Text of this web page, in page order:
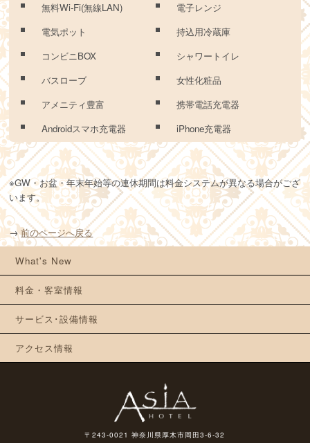
無料Wi-Fi(無線LAN)
電子レンジ
電気ポット
持込用冷蔵庫
コンビニBOX
シャワートイレ
バスローブ
女性化粧品
アメニティ豊富
携帯電話充電器
Androidスマホ充電器
iPhone充電器
※GW・お盆・年末年始等の連休期間は料金システムが異なる場合がござ
います。
→ 前のページへ戻る
What's New
料金・客室情報
サービス･設備情報
アクセス情報
〒243-0021 神奈川県厚木市岡田3-6-32